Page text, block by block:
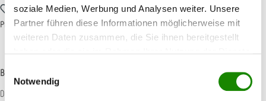
soziale Medien, Werbung und Analysen weiter. Unsere
Partner führen diese Informationen möglicherweise mit
weiteren Daten zusammen, die Sie ihnen bereitgestellt
Notwendig
Zum Merkzettel hinzufügen
Produktnummer:11SATN152
Beschreibung
Der SATA Luftschlauch 9 mm ist fertig montiert mit Schnellkupplung und